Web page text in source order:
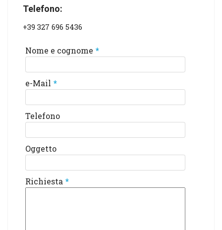
Telefono:
+39 327 696 5436
Nome e cognome *
e-Mail *
Telefono
Oggetto
Richiesta *